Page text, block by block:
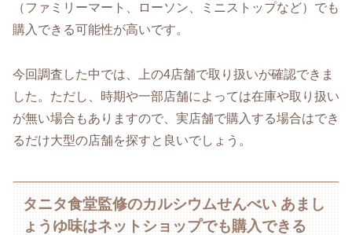
（ファミリーマート、ローソン、ミニストップなど）でも
購入できる可能性が高いです。
今回調査した中では、上の4店舗で取り扱いが確認できま
した。ただし、時期や一部店舗によっては在庫や取り扱い
が無い場合もありますので、実店舗で購入する場合はでき
るだけ大型の店舗を探すと良いでしょう。
タニタ食堂監修のカルシウムせんべい あまし
ょうゆ味はネットショップでも購入できる